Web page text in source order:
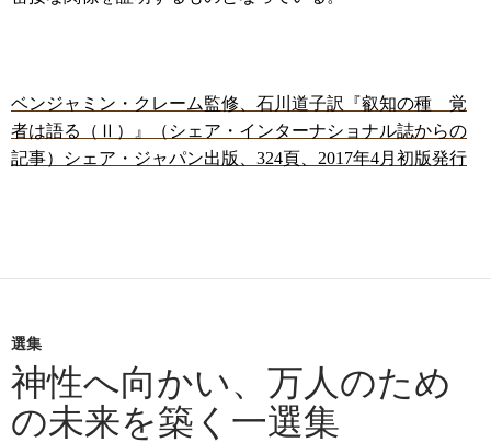
ベンジャミン・クレーム監修、石川道子訳『叡知の種 覚
者は語る（Ⅱ）』（シェア・インターナショナル誌からの
記事）シェア・ジャパン出版、 324頁、 2017年4月初版発行
選集
神性へ向かい、万人のため
の未来を築く一選集